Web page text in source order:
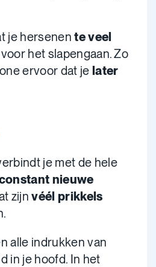
je hersenente veel
het slapengaan. Zo
ervoor dat je later
je met de hele
nieuwe
zijnvéél prikkels
alle indrukken van
in je hoofd. In het